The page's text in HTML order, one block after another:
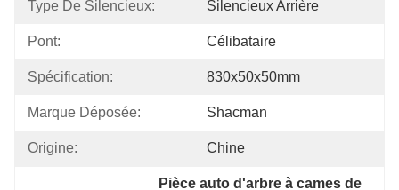
Type De Silencieux: Silencieux Arrière
Pont: Célibataire
Spécification: 830x50x50mm
Marque Déposée: Shacman
Origine: Chine
Pièce auto d'arbre à cames de